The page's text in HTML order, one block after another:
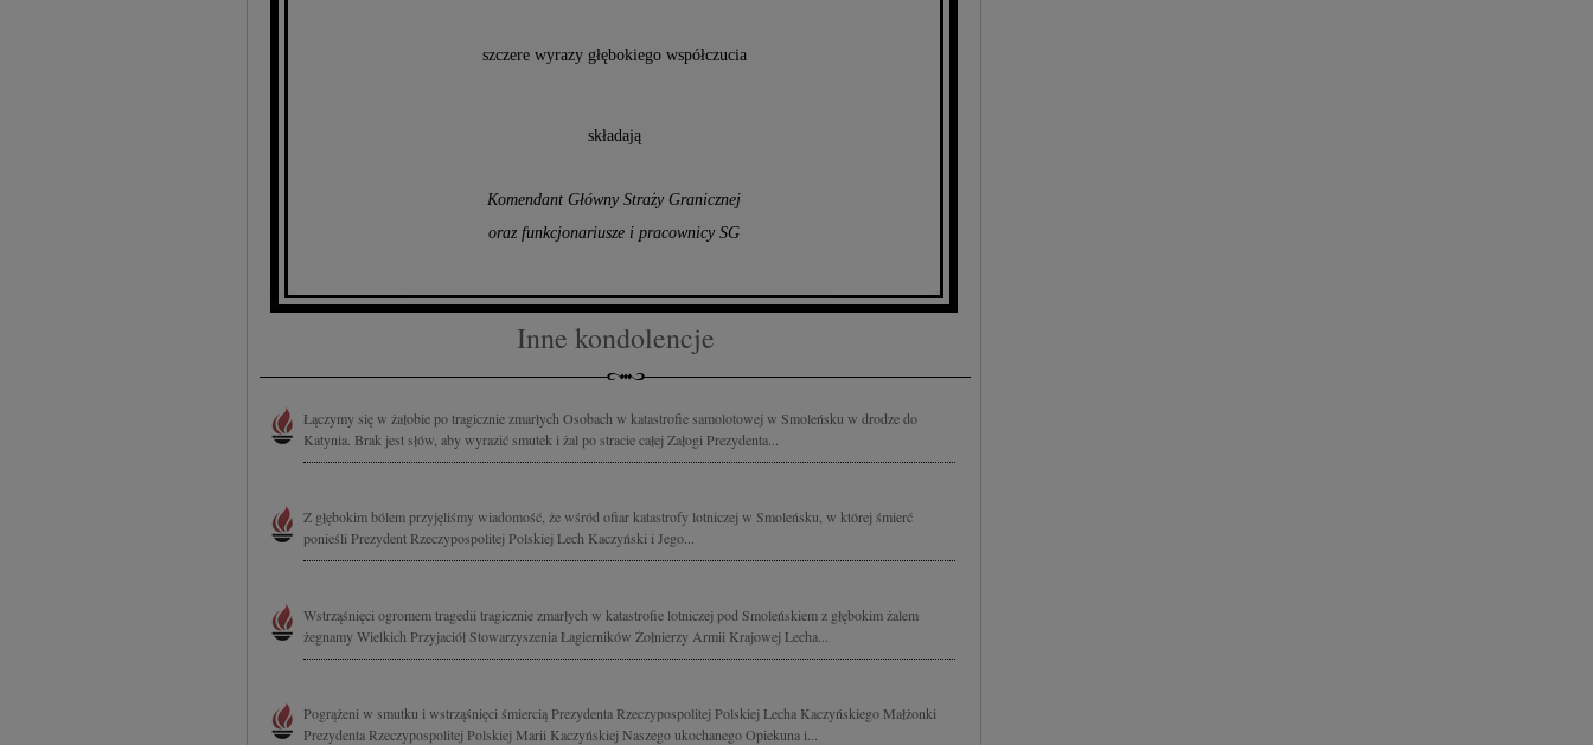
szczere wyrazy głębokiego współczucia
składają
Komendant Główny Straży Granicznej
oraz funkcjonariusze i pracownicy SG
Inne kondolencje
Łączymy się w żałobie po tragicznie zmarłych Osobach w katastrofie samolotowej w Smoleńsku w drodze do
Katynia. Brak jest słów, aby wyrazić smutek i żal po stracie całej Załogi Prezydenta...
Z głębokim bólem przyjęliśmy wiadomość, że wśród ofiar katastrofy lotniczej w Smoleńsku, w której śmierć
ponieśli Prezydent Rzeczypospolitej Polskiej Lech Kaczyński i Jego...
Wstrząśnięci ogromem tragedii tragicznie zmarłych w katastrofie lotniczej pod Smoleńskiem z głębokim żalem
żegnamy Wielkich Przyjaciół Stowarzyszenia Łagierników Żołnierzy Armii Krajowej Lecha...
Pogrążeni w smutku i wstrząśnięci śmiercią Prezydenta Rzeczypospolitej Polskiej Lecha Kaczyńskiego Małżonki
Prezydenta Rzeczypospolitej Polskiej Marii Kaczyńskiej Naszego ukochanego Opiekuna i...